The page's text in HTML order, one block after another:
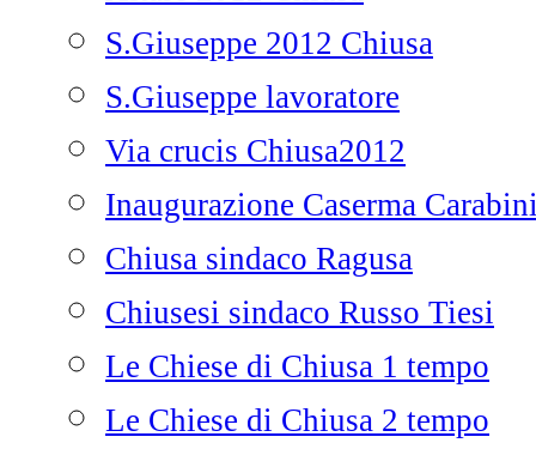
S.Giuseppe 2012 Chiusa
S.Giuseppe lavoratore
Via crucis Chiusa2012
Inaugurazione Caserma
Chiusa sindaco Ragusa
Chiusesi sindaco Russo Tiesi
Le Chiese di Chiusa 1 tempo
Le Chiese di Chiusa 2 tempo